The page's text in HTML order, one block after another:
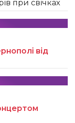
при свічках
від